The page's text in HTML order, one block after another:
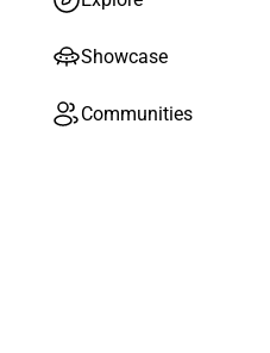
Showcase
Communities